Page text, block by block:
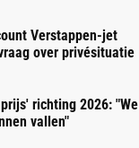
Verstappen-jet
over privésituatie
richting 2026: "We
vallen"